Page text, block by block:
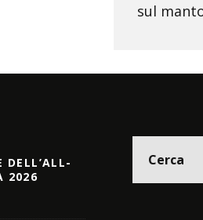
sul
DELL’ALL-
2026